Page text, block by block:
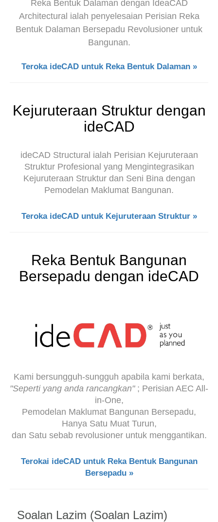
Reka Bentuk Dalaman dengan IdeaCAD
Architectural ialah penyelesaian Perisian Reka
Bentuk Dalaman Bersepadu Revolusioner untuk
Bangunan.
Teroka ideCAD untuk Reka Bentuk Dalaman »
Kejuruteraan Struktur dengan
ideCAD
ideCAD Structural ialah Perisian Kejuruteraan
Struktur Profesional yang Mengintegrasikan
Kejuruteraan Struktur dan Seni Bina dengan
Pemodelan Maklumat Bangunan.
Teroka ideCAD untuk Kejuruteraan Struktur »
Reka Bentuk Bangunan
Bersepadu dengan ideCAD
Kami bersungguh-sungguh apabila kami berkata,
"Seperti yang anda rancangkan"; Perisian AEC All-
in-One,
Pemodelan Maklumat Bangunan Bersepadu,
Hanya Satu Muat Turun,
dan Satu sebab revolusioner untuk menggantikan.
Terokai ideCAD untuk Reka Bentuk Bangunan
Bersepadu »
Soalan Lazim (Soalan Lazim)